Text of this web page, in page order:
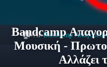
Bandcamp
Μουσική -
Αλλάζει
🏠›AI›